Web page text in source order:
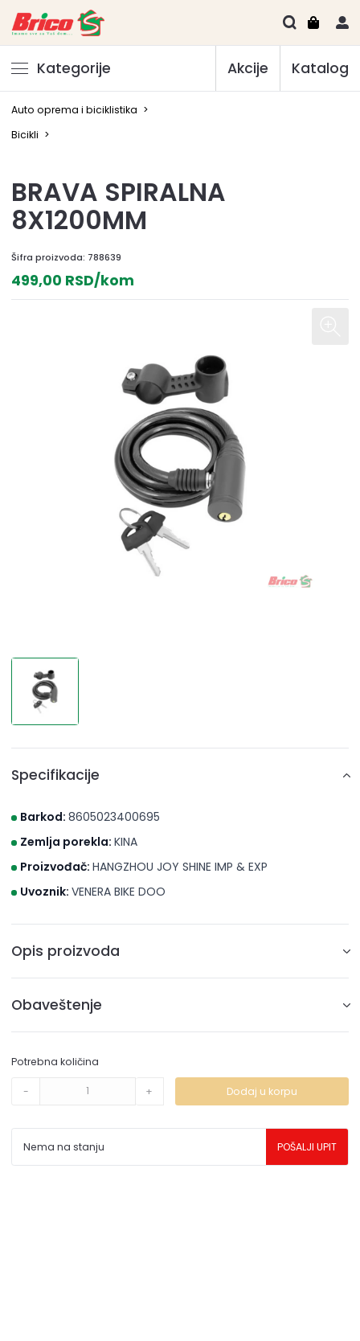
Kategorije Akcije Katalog
Auto oprema i biciklistika >
Bicikli >
BRAVA SPIRALNA
8X1200MM
Šifra proizvoda: 788639
499,00 RSD/kom
Specifikacije
Barkod: 8605023400695
Zemlja porekla: KINA
Proizvođač: HANGZHOU JOY SHINE IMP & EXP
Uvoznik: VENERA BIKE DOO
Opis proizvoda
Obaveštenje
artikala budu što tačniji i kompletniji, ali ne može da
garantuje da su svi podaci apsolutno ispravni. Artikli
prikazani na sajtu su deo naše ponude i ne podrazumeva
** Sve cene su sa uračunatim PDV-om, plaćanje se vrši
Potrebna količina
- + Dodaj u korpu
Nema na stanju POŠALJI UPIT